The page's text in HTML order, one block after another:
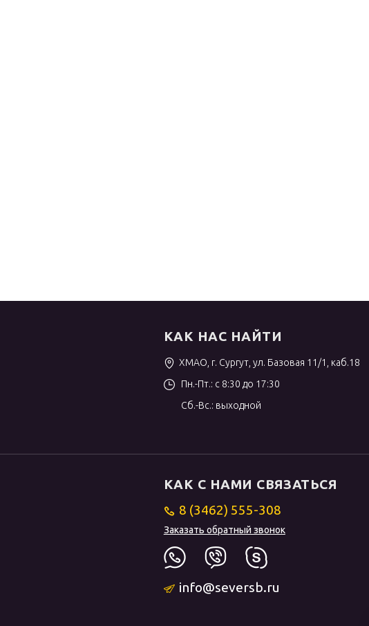
КАК НАС НАЙТИ
ХМАО, г. Сургут, ул. Базовая 11/1, каб.18
Пн.-Пт.: с 8:30 до 17:30
Сб.-Вс.: выходной
КАК С НАМИ СВЯЗАТЬСЯ
8 (3462) 555-308
Заказать обратный звонок
info@seversb.ru